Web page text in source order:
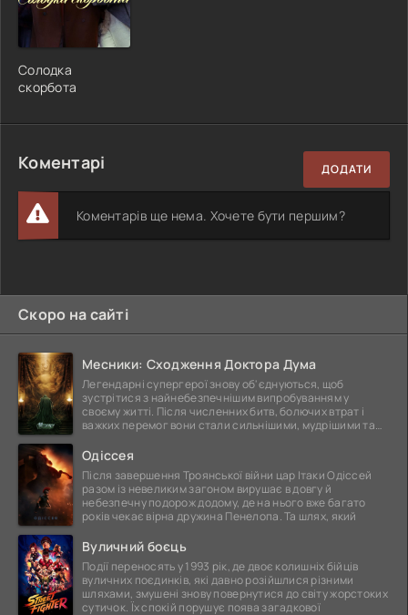
Солодка
скорбота
Коментарі ДОДАТИ
Коментарів ще нема. Хочете бути першим?
Скоро на сайті
Месники: Сходження Доктора Дума
Легендарні супергерої знову об'єднуються, щоб
зустрітися з найнебезпечнішим випробуванням у
своєму житті. Після численних битв, болючих втрат і
важких перемог вони стали сильнішими, мудрішими та
Одіссея
Після завершення Троянської війни цар Ітаки Одіссей
разом із невеликим загоном вирушає в довгу й
небезпечну подорож додому, де на нього вже багато
років чекає вірна дружина Пенелопа. Та шлях, який
Вуличний боєць
Події переносять у 1993 рік, де двоє колишніх бійців
вуличних поєдинків, які давно розійшлися різними
шляхами, змушені знову повернутися до світу жорстоких
сутичок. Їх спокій порушує поява загадкової